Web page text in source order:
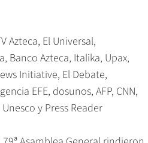
Azteca, El Universal,
Banco Azteca, Italika, Upax,
Initiative, El Debate,
EFE, dosunos, AFP, CNN,
y Press Reader